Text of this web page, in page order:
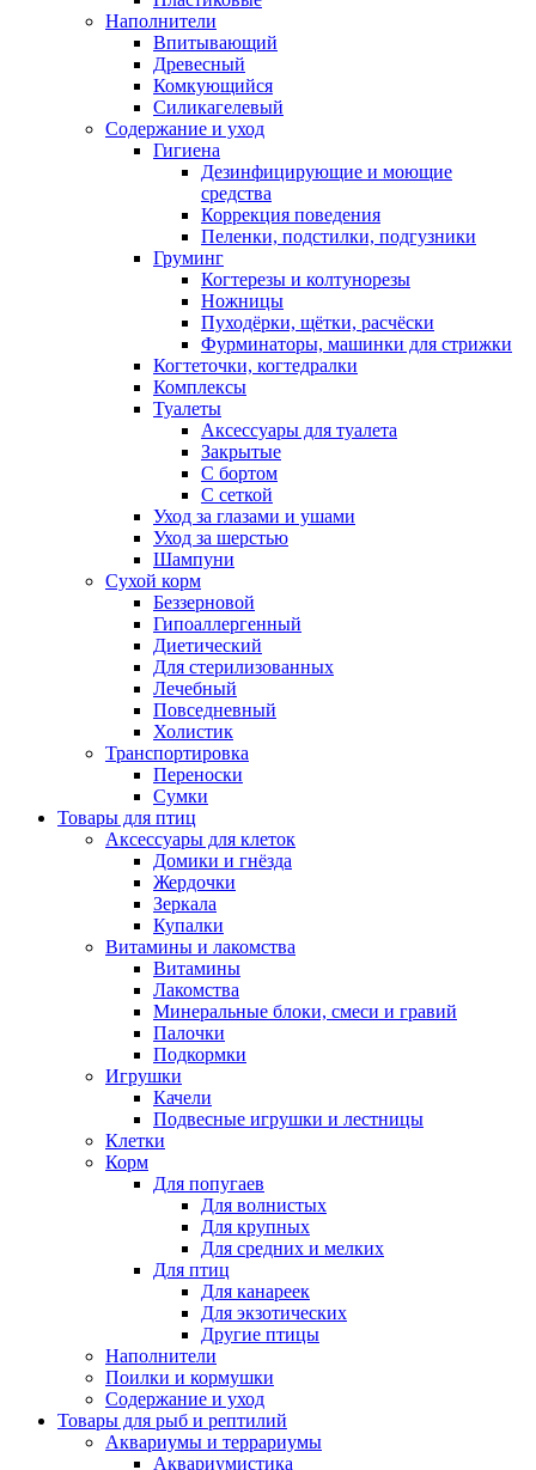
Наполнители
Впитывающий
Древесный
Комкующийся
Силикагелевый
Содержание и уход
Гигиена
Дезинфицирующие и моющие
средства
Коррекция поведения
Пеленки, подстилки, подгузники
Груминг
Когтерезы и колтунорезы
Ножницы
Пуходёрки, щётки, расчёски
Фурминаторы, машинки для стрижки
Когтеточки, когтедралки
Комплексы
Туалеты
Аксессуары для туалета
Закрытые
С бортом
С сеткой
Уход за глазами и ушами
Уход за шерстью
Шампуни
Сухой корм
Беззерновой
Гипоаллергенный
Диетический
Для стерилизованных
Лечебный
Повседневный
Холистик
Транспортировка
Переноски
Сумки
Товары для птиц
Аксессуары для клеток
Домики и гнёзда
Жердочки
Зеркала
Купалки
Витамины и лакомства
Витамины
Лакомства
Минеральные блоки, смеси и гравий
Палочки
Подкормки
Игрушки
Качели
Подвесные игрушки и лестницы
Клетки
Корм
Для попугаев
Для волнистых
Для крупных
Для средних и мелких
Для птиц
Для канареек
Для экзотических
Другие птицы
Наполнители
Поилки и кормушки
Содержание и уход
Товары для рыб и рептилий
Аквариумы и террариумы
Аквариумистика